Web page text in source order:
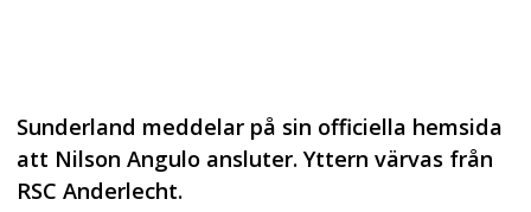
Sunderland meddelar på sin officiella hemsida
att Nilson Angulo ansluter. Yttern värvas från
RSC Anderlecht.